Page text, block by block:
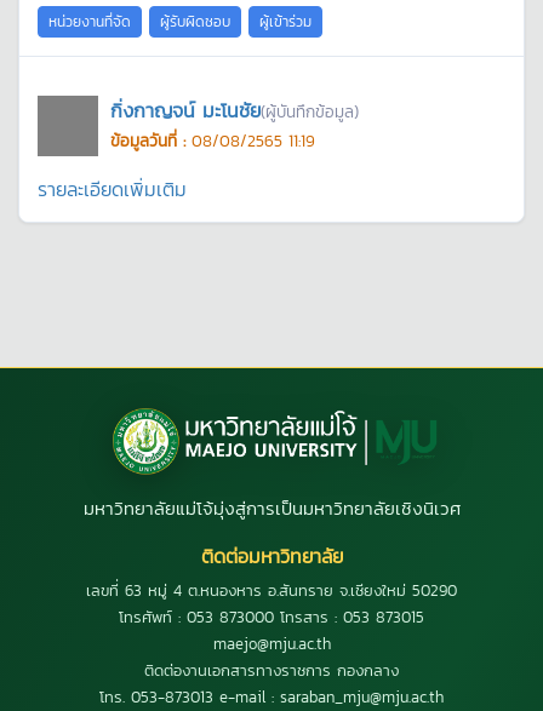
หน่วยงานที่จัด ผู้รับผิดชอบ ผู้เข้าร่วม
กิ่งกาญจน์ มะโนชัย(ผู้บันทึกข้อมูล)
ข้อมูลวันที่ : 08/08/2565 11:19
รายละเอียดเพิ่มเติม
มหาวิทยาลัยแม่โจ้มุ่งสู่การเป็นมหาวิทยาลัยเชิงนิเวศ
ติดต่อมหาวิทยาลัย
เลขที่ 63 หมู่ 4 ต.หนองหาร อ.สันทราย จ.เชียงใหม่ 50290
โทรศัพท์ : 053 873000 โทรสาร : 053 873015
maejo@mju.ac.th
ติดต่องานเอกสารทางราชการ กองกลาง
โทร. 053-873013 e-mail : saraban_mju@mju.ac.th